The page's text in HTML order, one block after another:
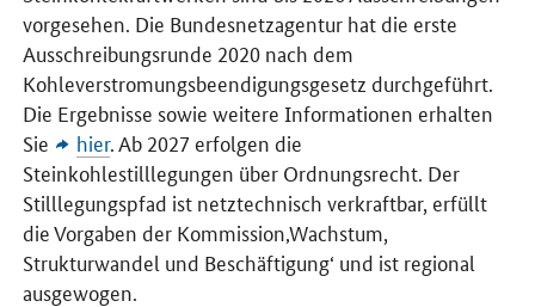
vorgesehen. Die Bundesnetzagentur hat die erste
Ausschreibungsrunde 2020 nach dem
Kohleverstromungsbeendigungsgesetz durchgeführt.
Die Ergebnisse sowie weitere Informationen erhalten
Sie
hier. Ab 2027 erfolgen die
Steinkohlestilllegungen über Ordnungsrecht. Der
Stilllegungspfad ist netztechnisch verkraftbar, erfüllt
die Vorgaben der Kommission‚Wachstum,
Strukturwandel und Beschäftigung‘ und ist regional
ausgewogen.